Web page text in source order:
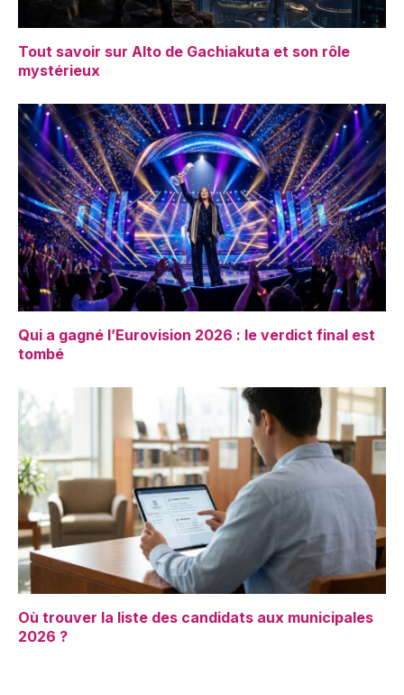
Tout savoir sur Alto de Gachiakuta et son rôle
mystérieux
Qui a gagné l’Eurovision 2026 : le verdict final est
tombé
Où trouver la liste des candidats aux municipales
2026 ?